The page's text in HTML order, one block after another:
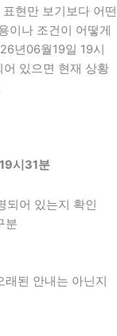
현만 보기보다 어떤
이나 조건이 어떻게
년06월19일 19시
있으면 현재 상황
시31분
되어 있는지 확인
분
된 안내는 아닌지